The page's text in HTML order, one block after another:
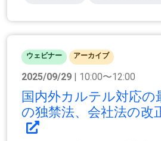
ウェビナー アーカイブ
2025/09/29 | 10:00〜12:00
国内外カルテル対応の
の独禁法、会社法の改